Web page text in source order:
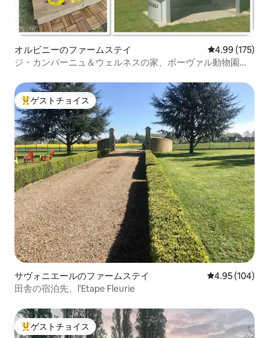
オルビニーのファームステイ レビュー175
4.99 (175)
ジ・カンパーニュ＆ウェルネスの家、ボーヴァル動物園か
大好評のゲストチョイスです。
ゲストチョイス
サヴォニエールのファームステイ レビュー104
4.95 (104)
田舎の宿泊先、l'Etape Fleurie
大好評のゲストチョイスです。
ゲストチョイス